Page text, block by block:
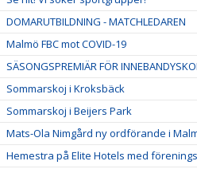
DOMARUTBILDNING - MATCHLEDAREN
Malmö FBC mot COVID-19
SÄSONGSPREMIÄR FÖR
Sommarskoj i Kroksbäck
Sommarskoj i Beijers Park
Mats-Ola Nimgård ny ordförande i
Hemestra på Elite Hotels med